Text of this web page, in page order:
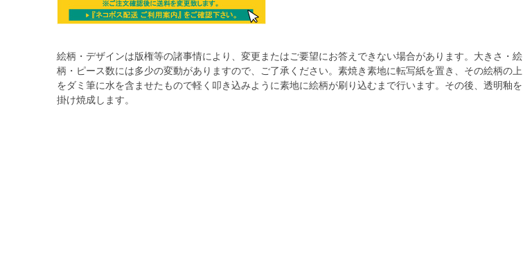
絵柄・デザインは版権等の諸事情により、変更またはご要望にお答えできない場合があります。大きさ・絵
柄・ピース数には多少の変動がありますので、ご了承ください。素焼き素地に転写紙を置き、その絵柄の上
をダミ筆に水を含ませたもので軽く叩き込みように素地に絵柄が刷り込むまで行います。その後、透明釉を
掛け焼成します。